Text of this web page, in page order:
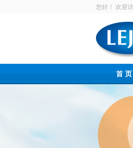
您好！ 欢迎
首 页